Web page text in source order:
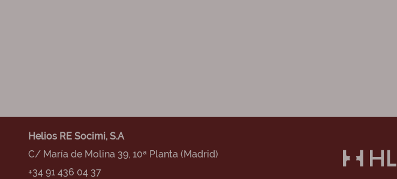
Helios RE Socimi, S.A
C/ María de Molina 39, 10ª Planta (Madrid)
+34 91 436 04 37